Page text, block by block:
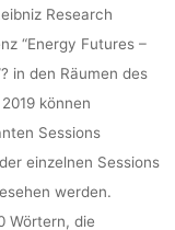
Research
“Energy Futures –
in den Räumen des
können
Sessions
einzelnen Sessions
werden.
Wörtern, die